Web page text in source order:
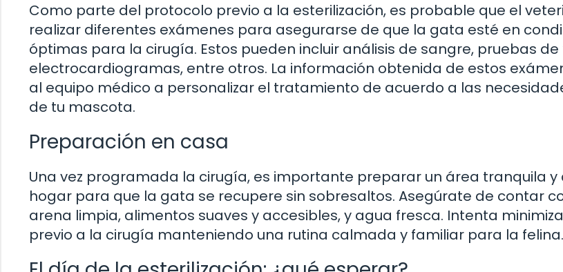
Como parte del protocolo previo a la esterilización, es probable que el
realizar diferentes exámenes para asegurarse de que la gata esté en
óptimas para la cirugía. Estos pueden incluir análisis de sangre, pruebas
electrocardiogramas, entre otros. La información obtenida de estos
al equipo médico a personalizar el tratamiento de acuerdo a las
de tu mascota.
Preparación en casa
Una vez programada la cirugía, es importante preparar un área tranquila y
hogar para que la gata se recupere sin sobresaltos. Asegúrate de contar
arena limpia, alimentos suaves y accesibles, y agua fresca. Intenta
previo a la cirugía manteniendo una rutina calmada y familiar para la felina.